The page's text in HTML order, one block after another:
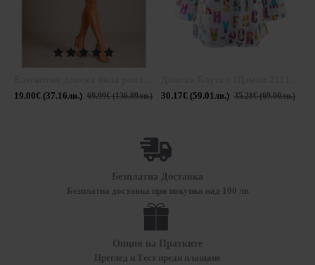
19.00€ (37.16лв.) 69.99€ (136.89лв.)
30.17€ (59.01лв.) 35.28€ (69.00лв.)
Безплатна Доставка
Безплатна доставка при покупка над 100 лв
Опция на Пратките
Преглед и Тест преди плащане